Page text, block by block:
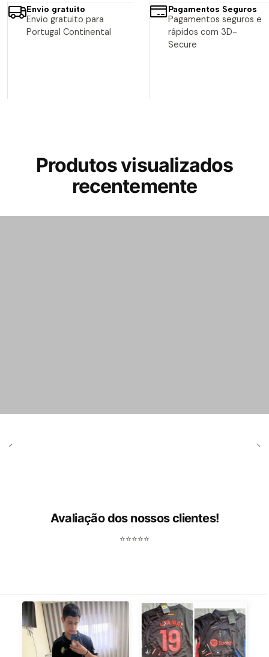
Envio gratuito
Envio gratuito para
Portugal Continental
Pagamentos Seguros
Pagamentos seguros e
rápidos com 3D-
Secure
Produtos visualizados
recentemente
Avaliação dos nossos clientes!
⭐⭐⭐⭐⭐